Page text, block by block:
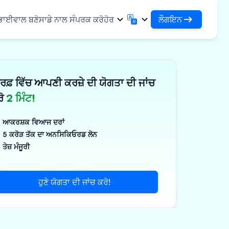
ਅਤੇ ਉਦਯੋਗਿਕ
ਅਤੇ ਮੈਡੀਕਲ
ਅਤੇ ਛੋਟੇ ਉਪਕਰਣ
ਬਣੋਸਾਡੇ ਨਾਲ ਸੰਪਰਕ ਕਰੋਹੋਰ
हिन्दी
ଓଡ଼ିଆ
తెలుగు
Telugu
বাংলা
ਲੌਗਇਨ
DSA ਵਜੋਂ ਲੌਗਇਨ ਕਰੋ
ਵਿੱਚ ਆਪਣੀ ਕਰਜ਼ੇ ਦੀ ਯੋਗਤਾ ਦੀ ਜਾਂਚ
2 ਮਿੰਟ!
ਆਕਰਸ਼ਕ ਵਿਆਜ ਦਰਾਂ
5 ਕਰੋੜ ਤੱਕ ਦਾ ਅਨਸਿਕਿਓਰਡ ਲੋਨ
ਤੇਜ਼ ਮੰਜੂਰੀ
ਹੁਣੇ ਯੋਗਤਾ ਦੀ ਜਾਂਚ ਕਰੋ!